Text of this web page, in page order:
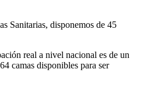
Sanitarias, disponemos de 45
real a nivel nacional es de un
camas disponibles para ser